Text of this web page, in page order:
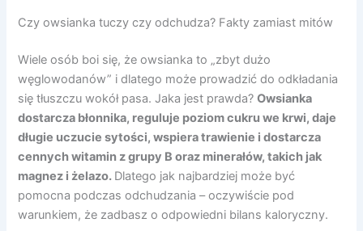
Czy owsianka tuczy czy odchudza? Fakty zamiast mitów
Wiele osób boi się, że owsianka to „zbyt dużo
węglowodanów” i dlatego może prowadzić do odkładania
się tłuszczu wokół pasa. Jaka jest prawda?Owsianka
dostarcza błonnika, reguluje poziom cukru we krwi, daje
długie uczucie sytości, wspiera trawienie i dostarcza
cennych witamin z grupy B oraz minerałów, takich jak
magnez i żelazo. Dlatego jak najbardziej może być
pomocna podczas odchudzania – oczywiście pod
warunkiem, że zadbasz o odpowiedni bilans kaloryczny.